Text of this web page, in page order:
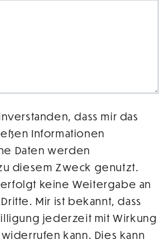
dass mir das
Informationen
Daten werden
diesem Zweck genutzt.
keine Weitergabe an
Mir ist bekannt, dass
jederzeit mit Wirkung
kann. Dies kann